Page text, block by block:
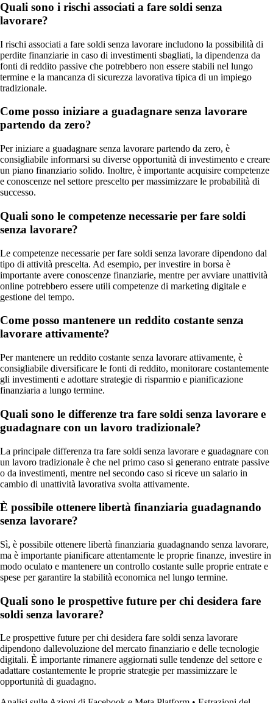
Quali sono i rischi associati a fare soldi senza
lavorare?
I rischi associati a fare soldi senza lavorare includono la possibilità di
perdite finanziarie in caso di investimenti sbagliati, la dipendenza da
fonti di reddito passive che potrebbero non essere stabili nel lungo
termine e la mancanza di sicurezza lavorativa tipica di un impiego
tradizionale.
Come posso iniziare a guadagnare senza lavorare
partendo da zero?
Per iniziare a guadagnare senza lavorare partendo da zero, è
consigliabile informarsi su diverse opportunità di investimento e creare
un piano finanziario solido. Inoltre, è importante acquisire competenze
e conoscenze nel settore prescelto per massimizzare le probabilità di
successo.
Quali sono le competenze necessarie per fare soldi
senza lavorare?
Le competenze necessarie per fare soldi senza lavorare dipendono dal
tipo di attività prescelta. Ad esempio, per investire in borsa è
importante avere conoscenze finanziarie, mentre per avviare unattività
online potrebbero essere utili competenze di marketing digitale e
gestione del tempo.
Come posso mantenere un reddito costante senza
lavorare attivamente?
Per mantenere un reddito costante senza lavorare attivamente, è
consigliabile diversificare le fonti di reddito, monitorare costantemente
gli investimenti e adottare strategie di risparmio e pianificazione
finanziaria a lungo termine.
Quali sono le differenze tra fare soldi senza lavorare e
guadagnare con un lavoro tradizionale?
La principale differenza tra fare soldi senza lavorare e guadagnare con
un lavoro tradizionale è che nel primo caso si generano entrate passive
o da investimenti, mentre nel secondo caso si riceve un salario in
cambio di unattività lavorativa svolta attivamente.
È possibile ottenere libertà finanziaria guadagnando
senza lavorare?
Sì, è possibile ottenere libertà finanziaria guadagnando senza lavorare,
ma è importante pianificare attentamente le proprie finanze, investire in
modo oculato e mantenere un controllo costante sulle proprie entrate e
spese per garantire la stabilità economica nel lungo termine.
Quali sono le prospettive future per chi desidera fare
soldi senza lavorare?
Le prospettive future per chi desidera fare soldi senza lavorare
dipendono dallevoluzione del mercato finanziario e delle tecnologie
digitali. È importante rimanere aggiornati sulle tendenze del settore e
adattare costantemente le proprie strategie per massimizzare le
opportunità di guadagno.